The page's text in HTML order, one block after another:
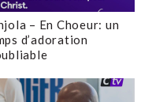
– En Choeur: un
d’adoration